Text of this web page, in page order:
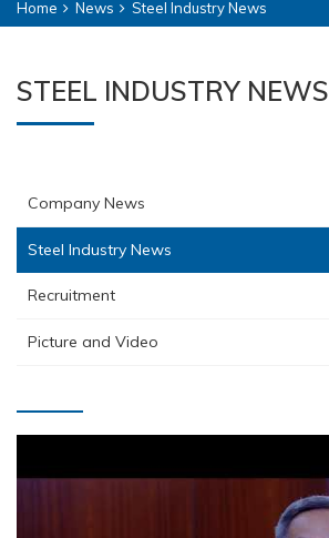
Home News Steel Industry News
STEEL INDUSTRY NEWS
Company News
Steel Industry News
Recruitment
Picture and Video